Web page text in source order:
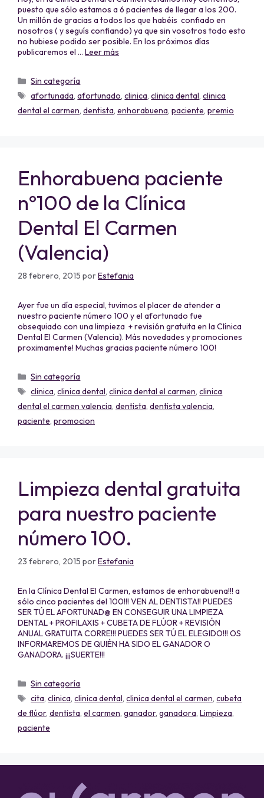
puesto que sólo estamos a 6 pacientes de llegar a los 200.
Un millón de gracias a todos los que habéis confiado en
nosotros ( y seguís confiando) ya que sin vosotros todo esto
no hubiese podido ser posible. En los próximos días
publicaremos el … Leer más
Sin categoría
afortunada,afortunado,clinica,clinica dental,clinica
dental el carmen, dentista, enhorabuena, paciente, premio
Enhorabuena paciente
nº100 de la Clínica
Dental El Carmen
(Valencia)
28 febrero, 2015 porEstefania
Ayer fue un día especial, tuvimos el placer de atender a
nuestro paciente número 100 y el afortunado fue
obsequiado con una limpieza + revisión gratuita en la Clínica
Dental El Carmen (Valencia). Más novedades y promociones
proximamente! Muchas gracias paciente número 100!
Sin categoría
clinica,clinica dental,clinica dental el carmen,clinica
dental el carmen valencia, dentista, dentista valencia,
paciente, promocion
Limpieza dental gratuita
para nuestro paciente
número 100.
23 febrero, 2015 porEstefania
En la Clínica Dental El Carmen, estamos de enhorabuena!!! a
sólo cinco pacientes del 100!!! VEN AL DENTISTA!! PUEDES
SER TÚ EL AFORTUNAD@ EN CONSEGUIR UNA LIMPIEZA
DENTAL + PROFILAXIS + CUBETA DE FLÚOR + REVISIÓN
ANUAL GRATUITA CORRE!!! PUEDES SER TÚ EL ELEGIDO!!! OS
INFORMAREMOS DE QUIÉN HA SIDO EL GANADOR O
GANADORA. ¡¡¡SUERTE!!!
Sin categoría
cita,clinica,clinica dental,clinica dental el carmen,cubeta
de flúor, dentista, el carmen, ganador, ganadora, Limpieza,
paciente